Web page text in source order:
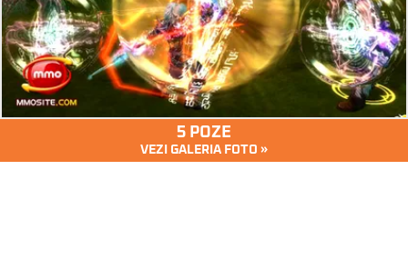
5 POZE
VEZI GALERIA FOTO »